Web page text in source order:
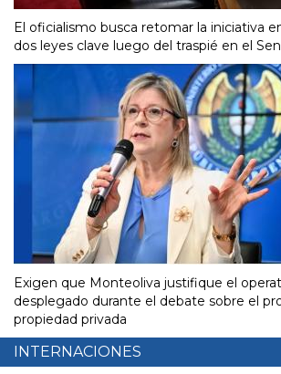
El oficialismo busca retomar la iniciativa
dos leyes clave luego del traspié en el
Exigen que Monteoliva justifique el
desplegado durante el debate sobre el
propiedad privada
INTERNACIONES